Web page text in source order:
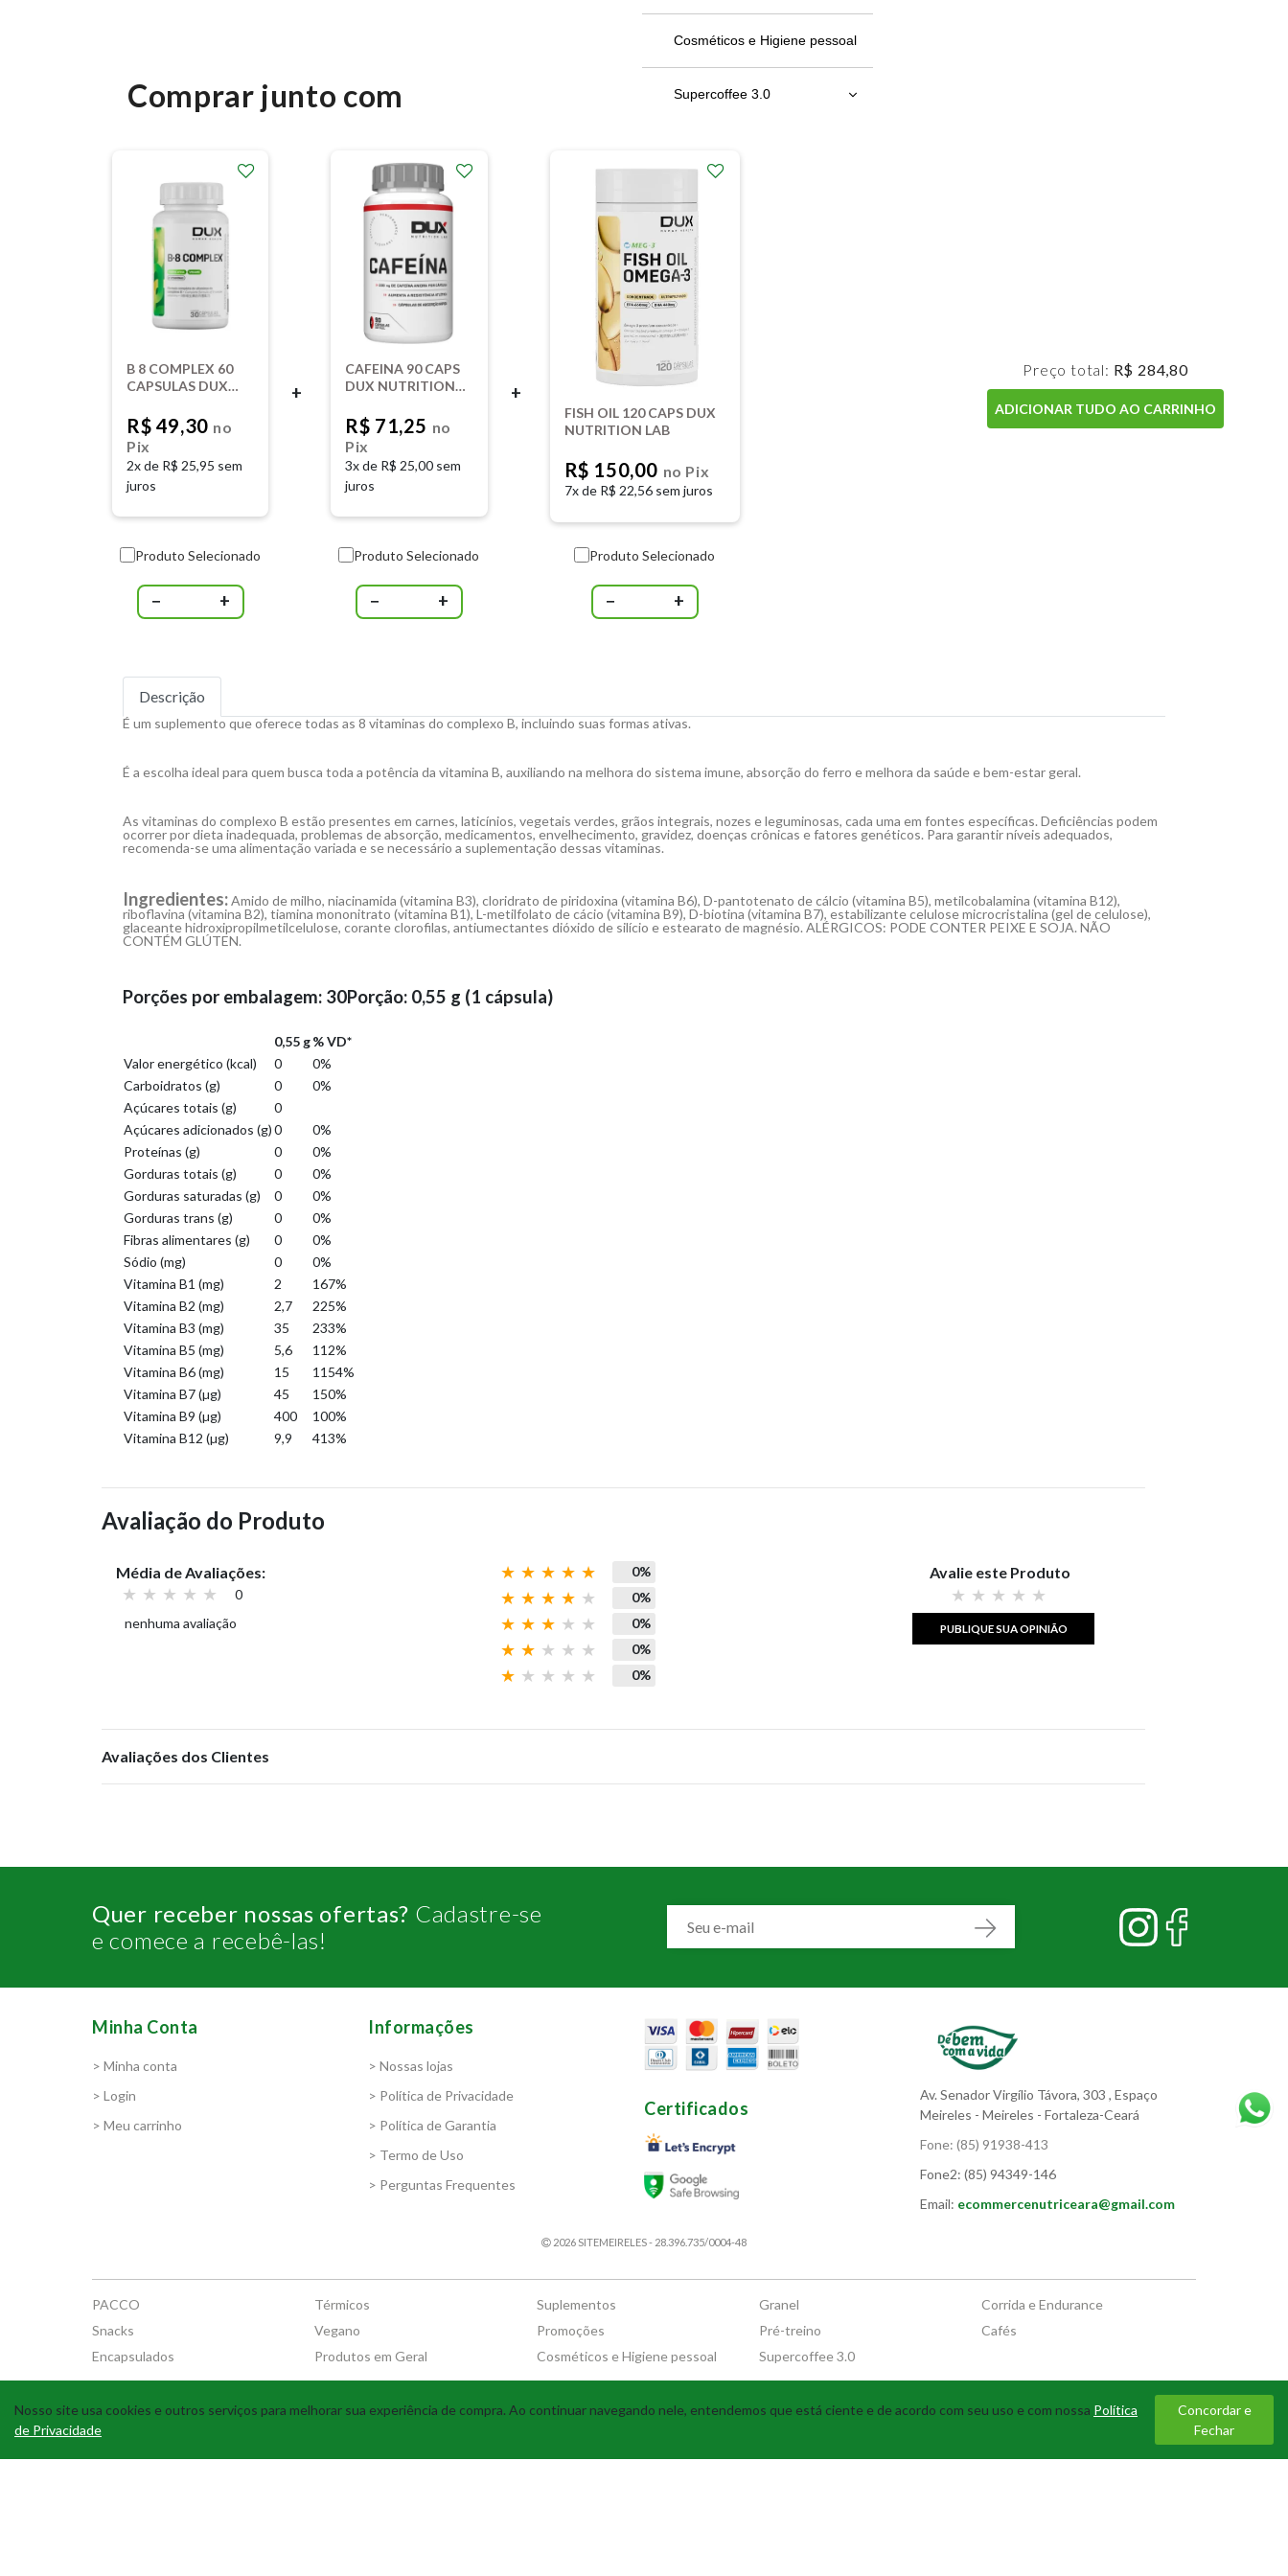
Nosso site usa cookies e outros serviços para melhorar sua experiência de compra. Ao continuar navegando nele, entendemos que está ciente e de acordo com seu uso e com nossa Política
de Privacidade
Concordar e
Fechar
Bebidas em Geral
Chocolates
Óleos e Vinagres
Refeição
Cosméticos e Higiene pessoal
Supercoffee 3.0
380g
Comprar junto com
B 8 COMPLEX 60
CAPSULAS DUX
R$ 49,30 no
Pix
2x de R$ 25,95 sem
juros
Produto Selecionado
− +
+
CAFEINA 90 CAPS
DUX NUTRITION
R$ 71,25 no
Pix
3x de R$ 25,00 sem
juros
Produto Selecionado
− +
+
FISH OIL 120 CAPS DUX
NUTRITION LAB
R$ 150,00 no Pix
7x de R$ 22,56 sem juros
Produto Selecionado
− +
Preço total: R$ 284,80
ADICIONAR TUDO AO CARRINHO
Descrição
É um suplemento que oferece todas as 8 vitaminas do complexo B, incluindo suas formas ativas.
É a escolha ideal para quem busca toda a potência da vitamina B, auxiliando na melhora do sistema imune, absorção do ferro e melhora da saúde e bem-estar geral.
As vitaminas do complexo B estão presentes em carnes, laticínios, vegetais verdes, grãos integrais, nozes e leguminosas, cada uma em fontes específicas. Deficiências podem
ocorrer por dieta inadequada, problemas de absorção, medicamentos, envelhecimento, gravidez, doenças crônicas e fatores genéticos. Para garantir níveis adequados,
recomenda-se uma alimentação variada e se necessário a suplementação dessas vitaminas.
Ingredientes:Amido de milho, niacinamida (vitamina B3), cloridrato de piridoxina (vitamina B6), D-pantotenato de cálcio (vitamina B5), metilcobalamina (vitamina B12),
riboflavina (vitamina B2), tiamina mononitrato (vitamina B1), L-metilfolato de cácio (vitamina B9), D-biotina (vitamina B7), estabilizante celulose microcristalina (gel de celulose),
glaceante hidroxipropilmetilcelulose, corante clorofilas, antiumectantes dióxido de silício e estearato de magnésio. ALÉRGICOS: PODE CONTER PEIXE E SOJA. NÃO
CONTÉM GLÚTEN.
Porções por embalagem: 30Porção: 0,55 g (1 cápsula)
0,55 g% VD*
Valor energético (kcal)
0
0%
Carboidratos (g)
0
0%
Açúcares totais (g)
0
Açúcares adicionados (g)0
0%
Proteínas (g)
0
0%
Gorduras totais (g)
0
0%
Gorduras saturadas (g)
0
0%
Gorduras trans (g)
0
0%
Fibras alimentares (g)
0
0%
Sódio (mg)
0
0%
Vitamina B1 (mg)
2
167%
Vitamina B2 (mg)
2,7
225%
Vitamina B3 (mg)
35
233%
Vitamina B5 (mg)
5,6
112%
Vitamina B6 (mg)
15
1154%
Vitamina B7 (µg)
45
150%
Vitamina B9 (µg)
400
100%
Vitamina B12 (µg)
9,9 413%
Avaliação do Produto
Média de Avaliações:
0
nenhuma avaliação
0%
0%
0%
0%
0%
Avalie este Produto
PUBLIQUE SUA OPINIÃO
Avaliações dos Clientes
Quer receber nossas ofertas? Cadastre-se
e comece a recebê-las!
Minha Conta
> Minha conta
> Login
> Meu carrinho
Informações
> Nossas lojas
> Política de Privacidade
> Política de Garantia
> Termo de Uso
> Perguntas Frequentes
Certificados
Av. Senador Virgílio Távora, 303 , Espaço
Meireles - Meireles - Fortaleza-Ceará
Fone: (85) 91938-413
Fone2: (85) 94349-146
Email: ecommercenutriceara@gmail.com
2026 SITEMEIRELES - 28.396.735/0004-48
PACCO Térmicos Suplementos Granel
Corrida e Endurance
Snacks
Vegano Promoções Pré-treino
Cafés
Encapsulados
Produtos em Geral Cosméticos e Higiene pessoal Supercoffee 3.0